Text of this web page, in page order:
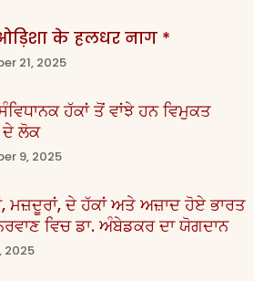
के हलधर नाग *
21, 2025
ਹੱਕਾਂ ਤੋਂ ਵਾਂਝੇ ਹਨ ਵਿਮੁਕਤ
ਲੋਕ
9, 2025
ਮਜ਼ਦੂਰਾਂ, ਦੇ ਹੱਕਾਂ ਅਤੇ ਅਜ਼ਾਦ ਹੋਏ ਭਾਰਤ
ਵਿਚ ਡਾ. ਅੰਬੇਡਕਰ ਦਾ ਯੋਗਦਾਨ
2025